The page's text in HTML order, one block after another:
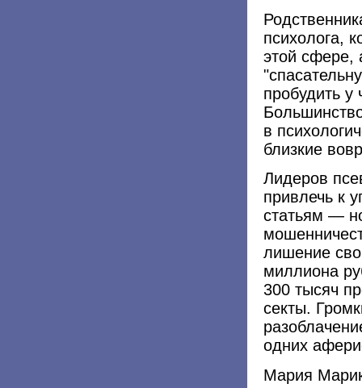
психолога,
этой сфере,
пробудить
в
близкие
Лидеров
привлечь к
статьям —
лишение
миллиона
300 тысяч
секты.
одних
Мария